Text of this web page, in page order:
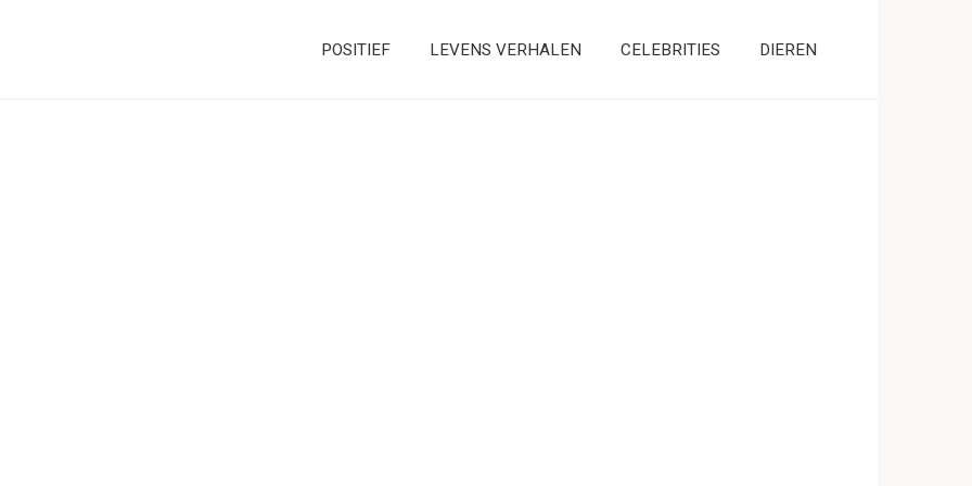
POSITIEF LEVENS VERHALEN CELEBRITIES DIEREN